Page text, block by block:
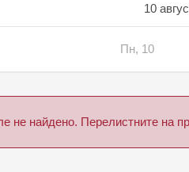
10
Пн, 10
не найдено. Перелистните